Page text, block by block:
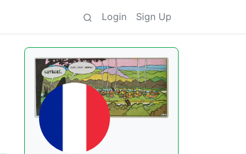
Login Sign Up